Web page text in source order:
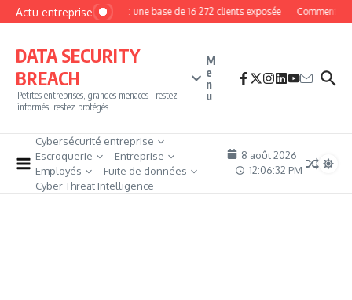
Aller au contenu
Actu entrepriseMyPhoto : une base de 16 272 clients exposée Comment
DATA SECURITY
BREACH
Petites entreprises, grandes menaces : restez
informés, restez protégés
M
e
n
u
Cybersécurité entreprise
Escroquerie
Entreprise
Employés
Fuite de données
Cyber Threat Intelligence
8 août 2026
12:06:33 PM